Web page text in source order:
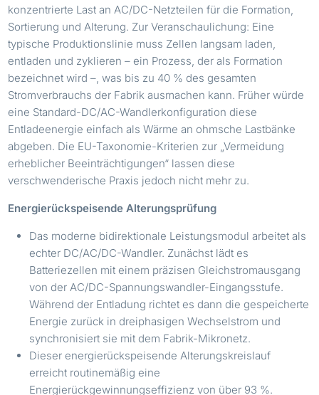
konzentrierte Last an AC/DC-Netzteilen für die Formation,
Sortierung und Alterung. Zur Veranschaulichung: Eine
typische Produktionslinie muss Zellen langsam laden,
entladen und zyklieren – ein Prozess, der als Formation
bezeichnet wird –, was bis zu 40 % des gesamten
Stromverbrauchs der Fabrik ausmachen kann. Früher würde
eine Standard-DC/AC-Wandlerkonfiguration diese
Entladeenergie einfach als Wärme an ohmsche Lastbänke
abgeben. Die EU-Taxonomie-Kriterien zur „Vermeidung
erheblicher Beeinträchtigungen“ lassen diese
verschwenderische Praxis jedoch nicht mehr zu.
Energierückspeisende Alterungsprüfung
Das moderne bidirektionale Leistungsmodul arbeitet als
echter DC/AC/DC-Wandler. Zunächst lädt es
Batteriezellen mit einem präzisen Gleichstromausgang
von der AC/DC-Spannungswandler-Eingangsstufe.
Während der Entladung richtet es dann die gespeicherte
Energie zurück in dreiphasigen Wechselstrom und
synchronisiert sie mit dem Fabrik-Mikronetz.
Dieser energierückspeisende Alterungskreislauf
erreicht routinemäßig eine
Energierückgewinnungseffizienz von über 93 %.